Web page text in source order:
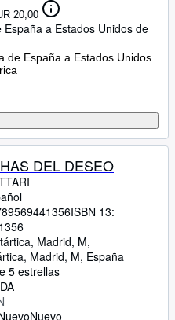
20,00
España a Estados Unidos de
de España a Estados Unidos
DEL DESEO
ISBN 13:
Madrid, M,
, Madrid, M, España
5 estrellas
Nuevo